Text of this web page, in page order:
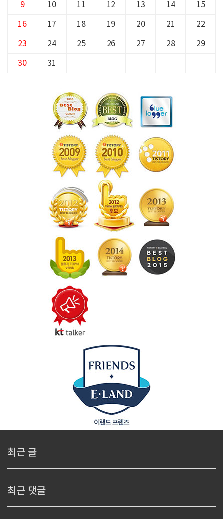
9 10 11 12 13 14 15
16 17 18 19 20 21 22
23 24 25 26 27 28 29
30 31
최근 글
최근 댓글